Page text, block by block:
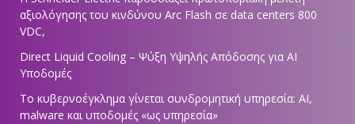
αξιολόγησης του κινδύνου Arc Flash σε data centers 800
VDC,
Direct Liquid Cooling – Ψύξη Υψηλής Απόδοσης για AI
Υποδομές
Το κυβερνοέγκλημα γίνεται συνδρομητική υπηρεσία: AI,
malware και υποδομές «ως υπηρεσία»